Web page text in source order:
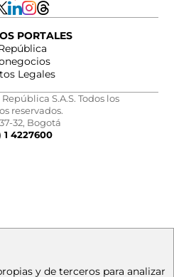
PORTALES
Legales
S.A.S. Todos los
reservados.
32, Bogotá
1 4227600
y de terceros para analizar